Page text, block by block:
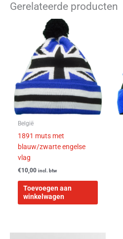
Gerelateerde producten
België
1891 muts met
blauw/zwarte engelse
vlag
€10,00 incl. btw
Toevoegen aan
winkelwagen